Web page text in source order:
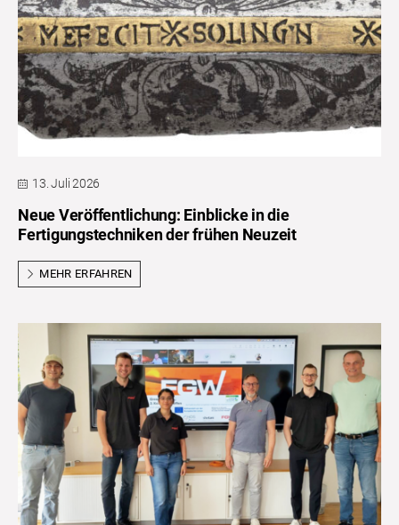
13. Juli 2026
Neue Veröffentlichung: Einblicke in die
Fertigungstechniken der frühen Neuzeit
MEHR ERFAHREN